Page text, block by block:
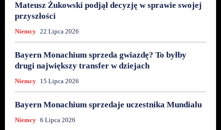
Mateusz Żukowski podjął decyzję w sprawie swojej
przyszłości
Niemcy 22 Lipca 2026
Bayern Monachium sprzeda gwiazdę? To byłby
drugi największy transfer w dziejach
Niemcy 15 Lipca 2026
Bayern Monachium sprzedaje uczestnika Mundialu
Niemcy 6 Lipca 2026